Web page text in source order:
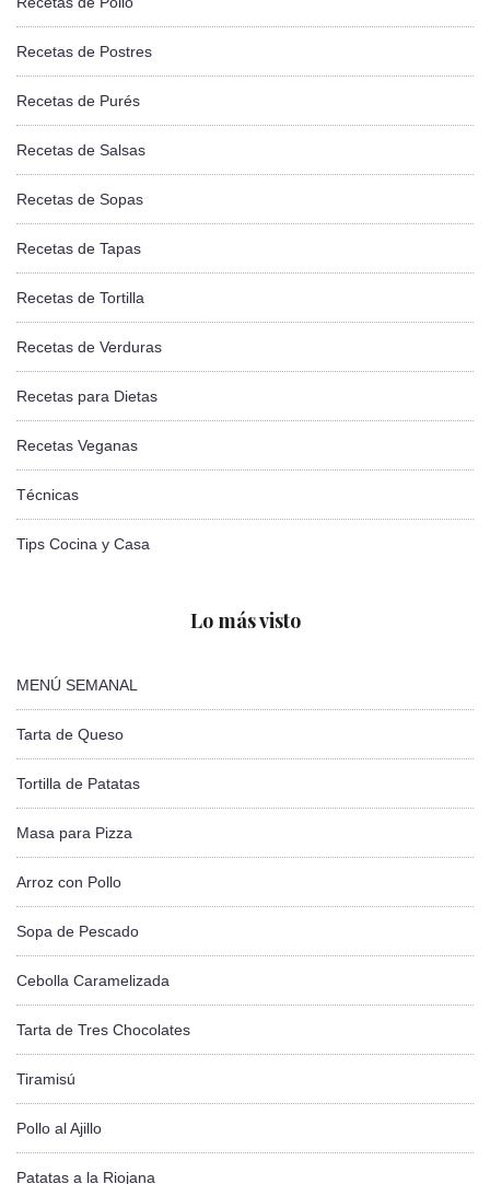
Recetas de Postres
Recetas de Purés
Recetas de Salsas
Recetas de Sopas
Recetas de Tapas
Recetas de Tortilla
Recetas de Verduras
Recetas para Dietas
Recetas Veganas
Técnicas
Tips Cocina y Casa
Lo más visto
MENÚ SEMANAL
Tarta de Queso
Tortilla de Patatas
Masa para Pizza
Arroz con Pollo
Sopa de Pescado
Cebolla Caramelizada
Tarta de Tres Chocolates
Tiramisú
Pollo al Ajillo
Patatas a la Riojana